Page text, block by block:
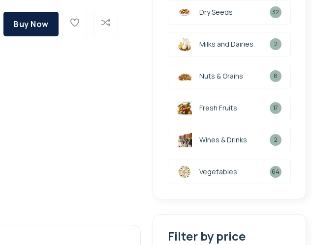
Buy Now
Dry Seeds 32
Milks and Dairies 2
Nuts & Grains 8
Fresh Fruits 17
Wines & Drinks 2
Vegetables 64
Filter by price